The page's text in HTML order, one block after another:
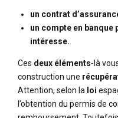
un contrat
un compte en
intéresse.
Ces deux éléments-là
construction une
Attention, selon la loi
l’obtention du permis de